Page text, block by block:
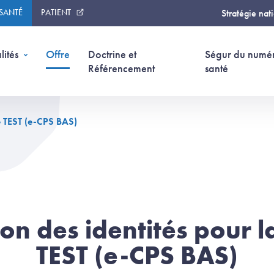
PATIENT Stratégie
Offre(page courante)
Doctrine et
Référencement
Ségur du
santé
(e-CPS BAS)
des identités pour
TEST (e-CPS BAS)